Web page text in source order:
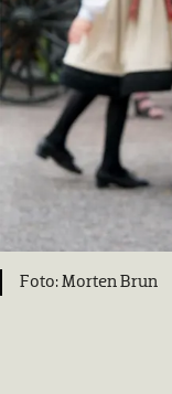
Morten Brun